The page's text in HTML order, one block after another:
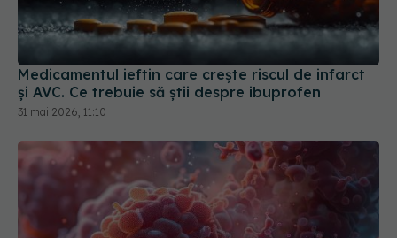
Medicamentul ieftin care crește riscul de infarct
și AVC. Ce trebuie să știi despre ibuprofen
31 mai 2026, 11:10